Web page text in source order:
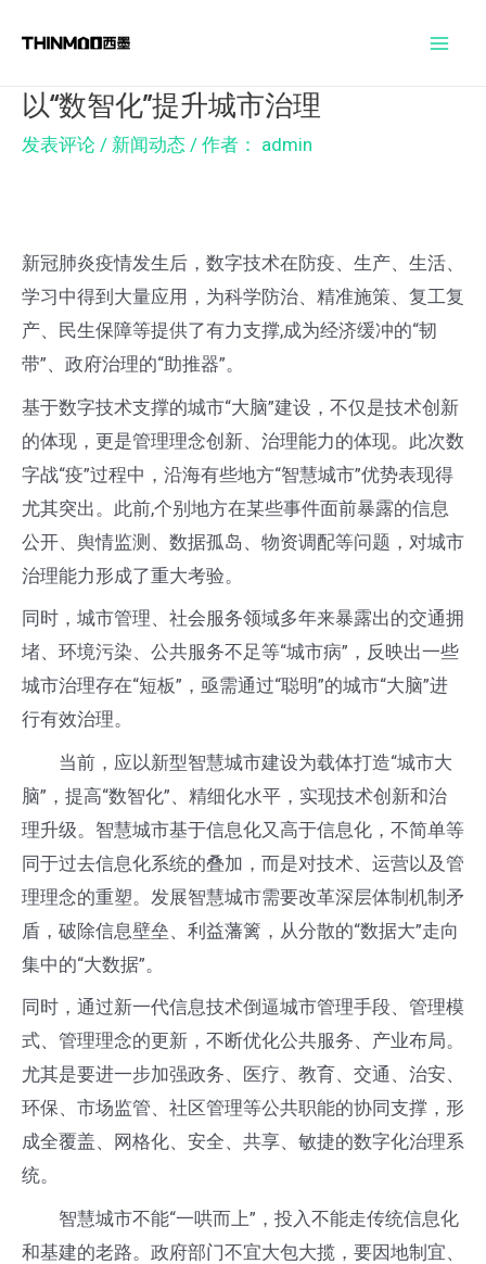
以“数智化”提升城市治理
发表评论 / 新闻动态 / 作者： admin
新冠肺炎疫情发生后，数字技术在防疫、生产、生活、
学习中得到大量应用，为科学防治、精准施策、复工复
产、民生保障等提供了有力支撑,成为经济缓冲的“韧
带”、政府治理的“助推器”。
基于数字技术支撑的城市“大脑”建设，不仅是技术创新
的体现，更是管理理念创新、治理能力的体现。此次数
字战“疫”过程中，沿海有些地方“智慧城市”优势表现得
尤其突出。此前,个别地方在某些事件面前暴露的信息
公开、舆情监测、数据孤岛、物资调配等问题，对城市
治理能力形成了重大考验。
同时，城市管理、社会服务领域多年来暴露出的交通拥
堵、环境污染、公共服务不足等“城市病”，反映出一些
城市治理存在“短板”，亟需通过“聪明”的城市“大脑”进
行有效治理。
当前，应以新型智慧城市建设为载体打造“城市大
脑”，提高“数智化”、精细化水平，实现技术创新和治
理升级。智慧城市基于信息化又高于信息化，不简单等
同于过去信息化系统的叠加，而是对技术、运营以及管
理理念的重塑。发展智慧城市需要改革深层体制机制矛
盾，破除信息壁垒、利益藩篱，从分散的“数据大”走向
集中的“大数据”。
同时，通过新一代信息技术倒逼城市管理手段、管理模
式、管理理念的更新，不断优化公共服务、产业布局。
尤其是要进一步加强政务、医疗、教育、交通、治安、
环保、市场监管、社区管理等公共职能的协同支撑，形
成全覆盖、网格化、安全、共享、敏捷的数字化治理系
统。
智慧城市不能“一哄而上”，投入不能走传统信息化
和基建的老路。政府部门不宜大包大揽，要因地制宜、
navigation